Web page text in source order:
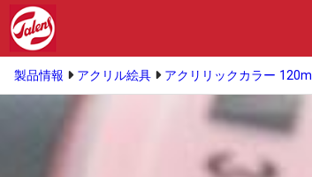
製品情報 アクリル絵具 アクリリックカラー 120ml